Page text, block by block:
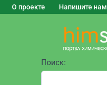
О проекте Напишите нам
Поиск: